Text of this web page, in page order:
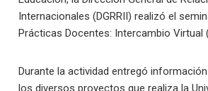
Internacionales (DGRRII) realizó el
Prácticas Docentes: Intercambio Virtual
Durante la actividad entregó
los diversos proyectos que realiza la